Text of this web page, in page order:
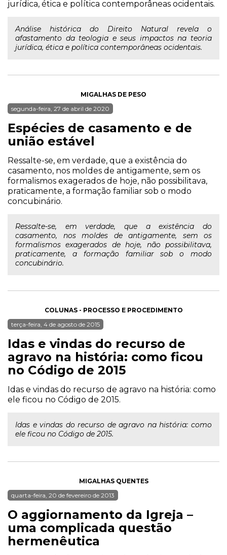
jurídica, ética e política contemporâneas ocidentais.
Análise histórica do Direito Natural revela o
afastamento da teologia e seus impactos na teoria
jurídica, ética e política contemporâneas ocidentais.
MIGALHAS DE PESO
segunda-feira, 27 de abril de 2020
Espécies de casamento e de
união estável
Ressalte-se, em verdade, que a existência do
casamento, nos moldes de antigamente, sem os
formalismos exagerados de hoje, não possibilitava,
praticamente, a formação familiar sob o modo
concubinário.
Ressalte-se, em verdade, que a existência do
casamento, nos moldes de antigamente, sem os
formalismos exagerados de hoje, não possibilitava,
praticamente, a formação familiar sob o modo
concubinário.
COLUNAS - PROCESSO E PROCEDIMENTO
terça-feira, 4 de agosto de 2015
Idas e vindas do recurso de
agravo na história: como ficou
no Código de 2015
Idas e vindas do recurso de agravo na história: como
ele ficou no Código de 2015.
Idas e vindas do recurso de agravo na história: como
ele ficou no Código de 2015.
MIGALHAS QUENTES
quarta-feira, 20 de fevereiro de 2013
O aggiornamento da Igreja –
uma complicada questão
hermenêutica